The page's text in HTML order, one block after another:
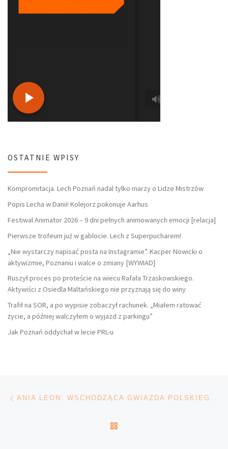
OSTATNIE WPISY
Kompromitacja. Lech Poznań nadal tylko marzy o Lidze Mistrzów
Popis Lecha w Danii! Kolejorz pokonuje Aarhus
Festiwal Animator 2026 – 9 dni pełnych animowanych emocji [relacja]
Pierwsze trofeum już w gablocie. Lech z Superpucharem!
„Nie wystarczy napisać posta na Instagramie”. Kacper Nowicki o
aktywizmie, Poznaniu i walce o zmiany [WYWIAD]
Ruszył proces po proteście na wiecu Rafała Trzaskowskiego.
Aktywiści z Osiedla Maltańskiego nie przyznają się do winy
Trafił na SOR, a po wypisie zobaczył rachunek. „Miałem ratować
życie, a później walczyłem o wyjazd z parkingu”
Jak Poznań oddychał w lecie PRL-u
Nawigacja wpisu ANIA LEON: WSCHODZĄCA GWIAZDA POLSKIEGO ELEKTRO-POPU [WYWIAD]